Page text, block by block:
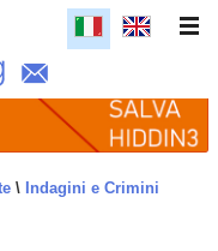
\ Indagini e Crimini